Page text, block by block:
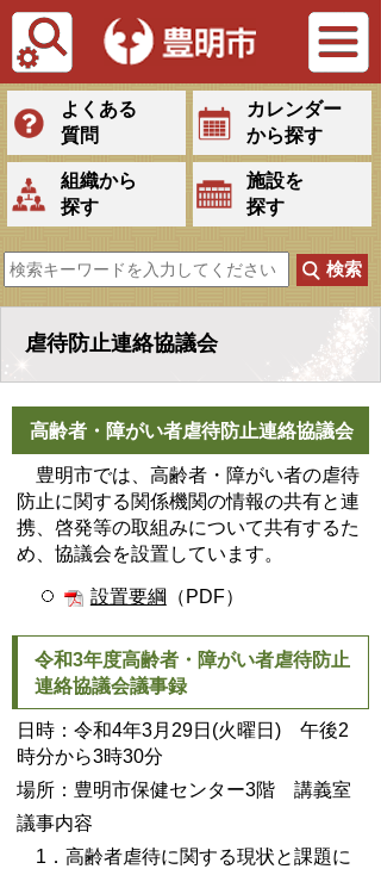
Tiếng Việt
よくある
質問
カレンダー
から探す
組織から
探す
施設を
探す
虐待防止連絡協議会
高齢者・障がい者虐待防止連絡協議会
豊明市では、高齢者・障がい者の虐待
防止に関する関係機関の情報の共有と連
携、啓発等の取組みについて共有するた
め、協議会を設置しています。
設置要綱 （PDF）
令和3年度高齢者・障がい者虐待防止
連絡協議会議事録
日時：令和4年3月29日(火曜日) 午後2
時分から3時30分
場所：豊明市保健センター3階 講義室
議事内容
1．高齢者虐待に関する現状と課題に